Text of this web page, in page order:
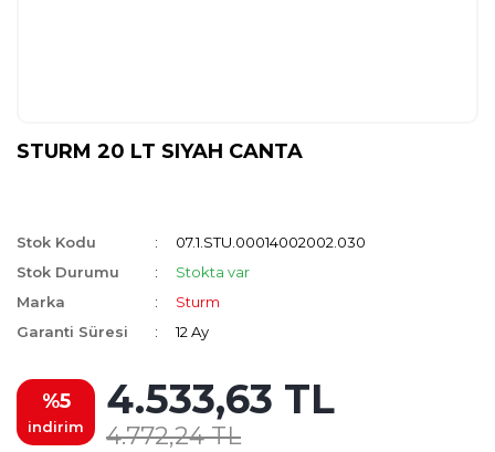
STURM 20 LT SIYAH CANTA
Stok Kodu
07.1.STU.00014002002.030
Stok Durumu
Stokta var
Marka
Sturm
Garanti Süresi
12 Ay
%5
indirim
4.533,63 TL
4.772,24 TL